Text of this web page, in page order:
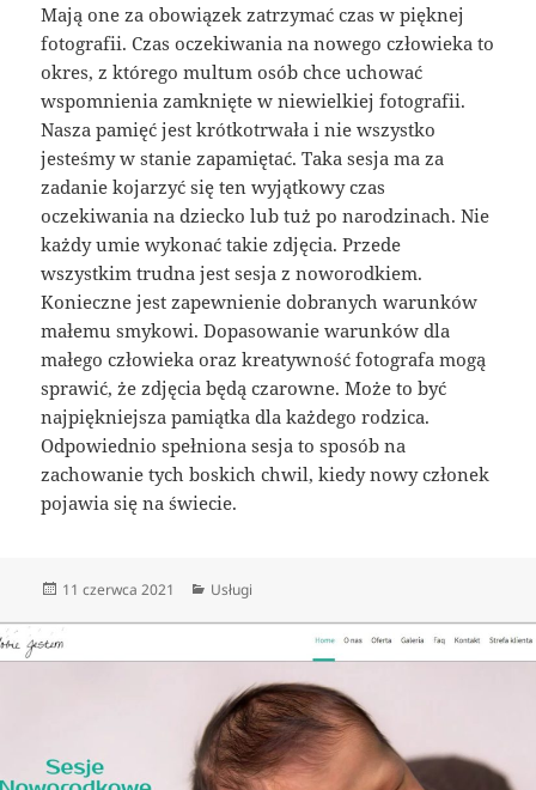
Mają one za obowiązek zatrzymać czas w pięknej
fotografii. Czas oczekiwania na nowego człowieka to
okres, z którego multum osób chce uchować
wspomnienia zamknięte w niewielkiej fotografii.
Nasza pamięć jest krótkotrwała i nie wszystko
jesteśmy w stanie zapamiętać. Taka sesja ma za
zadanie kojarzyć się ten wyjątkowy czas
oczekiwania na dziecko lub tuż po narodzinach. Nie
każdy umie wykonać takie zdjęcia. Przede
wszystkim trudna jest sesja z noworodkiem.
Konieczne jest zapewnienie dobranych warunków
małemu smykowi. Dopasowanie warunków dla
małego człowieka oraz kreatywność fotografa mogą
sprawić, że zdjęcia będą czarowne. Może to być
najpiękniejsza pamiątka dla każdego rodzica.
Odpowiednio spełniona sesja to sposób na
zachowanie tych boskich chwil, kiedy nowy członek
pojawia się na świecie.
Data
11 czerwca 2021 Kategorie
Usługi